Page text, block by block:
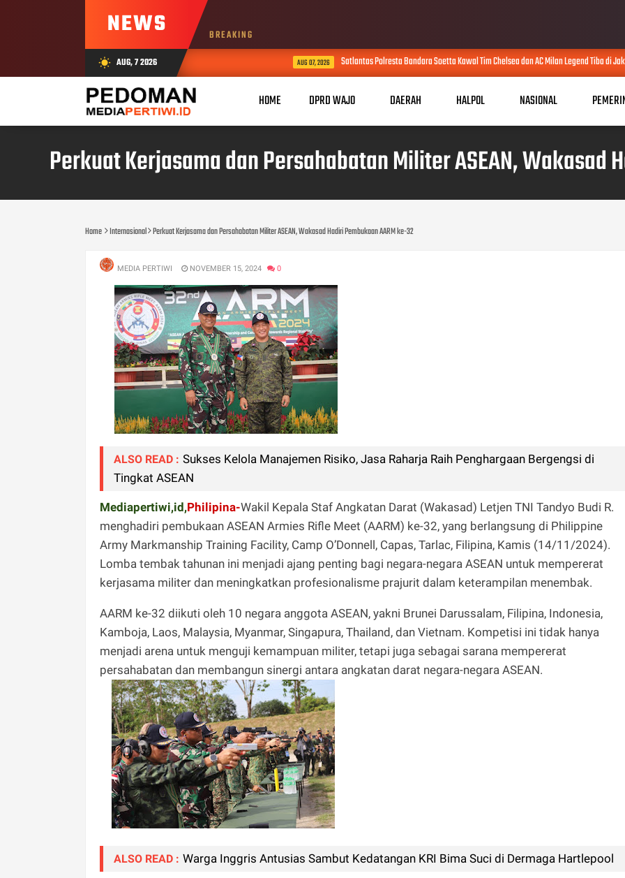
NEWS BREAKING
wb_sunny AUG, 7 2026 AUG 07, 2026 Satlantas Polresta Bandara Soetta Kawal Tim Chelsea dan AC Milan Legend Tiba di Jakarta
HOME DPRD WAJO DAERAH HALPOL NASIONAL
Perkuat Kerjasama dan Persahabatan Militer ASEAN, Wakasad
Home Internasional Perkuat Kerjasama dan Persahabatan Militer ASEAN, Wakasad Hadiri Pembukaan AARM ke-32
MEDIA PERTIWI NOVEMBER 15, 2024 0
ALSO READ : Sukses Kelola Manajemen Risiko, Jasa Raharja Raih Penghargaan Bergengsi di
Tingkat ASEAN
Mediapertiwi,id,Philipina-Wakil Kepala Staf Angkatan Darat (Wakasad) Letjen TNI Tandyo Budi R.
menghadiri pembukaan ASEAN Armies Rifle Meet (AARM) ke-32, yang berlangsung di Philippine
Army Markmanship Training Facility, Camp O’Donnell, Capas, Tarlac, Filipina, Kamis (14/11/2024).
Lomba tembak tahunan ini menjadi ajang penting bagi negara-negara ASEAN untuk mempererat
kerjasama militer dan meningkatkan profesionalisme prajurit dalam keterampilan menembak.
AARM ke-32 diikuti oleh 10 negara anggota ASEAN, yakni Brunei Darussalam, Filipina, Indonesia,
Kamboja, Laos, Malaysia, Myanmar, Singapura, Thailand, dan Vietnam. Kompetisi ini tidak hanya
menjadi arena untuk menguji kemampuan militer, tetapi juga sebagai sarana mempererat
persahabatan dan membangun sinergi antara angkatan darat negara-negara ASEAN.
ALSO READ : Warga Inggris Antusias Sambut Kedatangan KRI Bima Suci di Dermaga Hartlepool